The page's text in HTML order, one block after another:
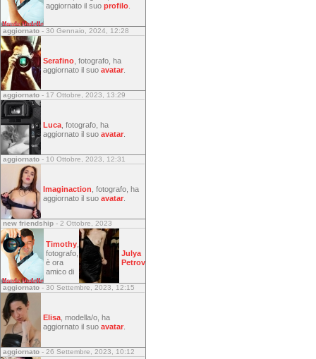
aggiornato il suo profilo
aggiornato - 30 Gennaio, 2024, 12:28
Serafino , fotografo, ha
aggiornato il suo avatar
aggiornato - 17 Ottobre, 2023, 13:29
Luca , fotografo, ha
aggiornato il suo avatar
aggiornato - 10 Ottobre, 2023, 12:31
Imaginaction , fotografo, ha
aggiornato il suo avatar
new friendship - 2 Ottobre, 2023
Timothy
fotografo,
è ora
amico di
Julya
Petrov
aggiornato - 30 Settembre, 2023, 12:15
Elisa , modella/o, ha
aggiornato il suo avatar
aggiornato - 26 Settembre, 2023, 10:12